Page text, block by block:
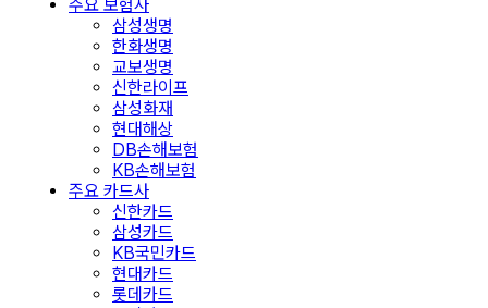
주요 보험사
삼성생명
한화생명
교보생명
신한라이프
삼성화재
현대해상
DB손해보험
KB손해보험
주요 카드사
신한카드
삼성카드
KB국민카드
현대카드
롯데카드